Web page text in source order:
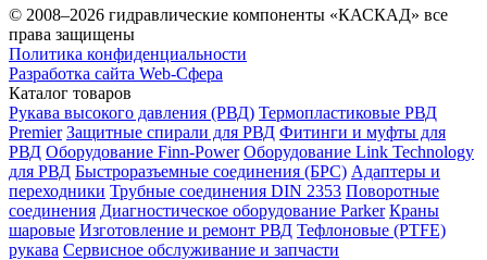
© 2008–2026 гидравлические компоненты «КАСКАД» все
права защищены
Политика конфиденциальности
Разработка сайта Web-Сфера
Каталог товаров
Рукава высокого давления (РВД) Термопластиковые РВД
Premier Защитные спирали для РВД Фитинги и муфты для
РВД Оборудование Finn-Power Оборудование Link Technology
для РВД Быстроразъемные соединения (БРС) Адаптеры и
переходники Трубные соединения DIN 2353 Поворотные
соединения Диагностическое оборудование Parker Краны
шаровые Изготовление и ремонт РВД Тефлоновые (PTFE)
рукава Сервисное обслуживание и запчасти